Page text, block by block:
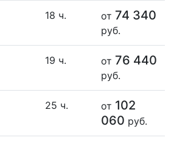
18 ч. от 74 340
руб.
19 ч. от 76 440
руб.
25 ч. от 102
060 руб.